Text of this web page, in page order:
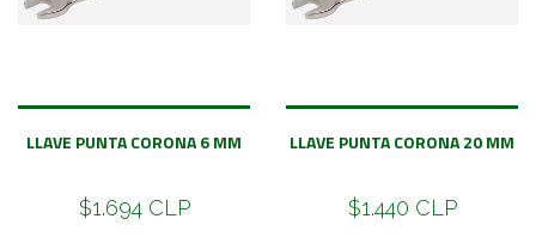
LLAVE PUNTA CORONA 6 MM
$1.694 CLP
LLAVE PUNTA CORONA 20 MM
$1.440 CLP